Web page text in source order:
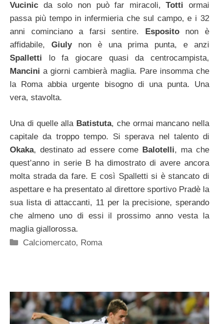
Vucinic da solo non può far miracoli,Totti ormai
passa più tempo in infermieria che sul campo, e i 32
anni cominciano a farsi sentire.
Esposito non è
affidabile, Giuly non è una prima punta, e anzi
Spalletti
lo fa giocare quasi da centrocampista,
Mancinia giorni cambierà maglia. Pare insomma che
la Roma abbia urgente bisogno di una punta. Una
vera, stavolta.
Una di quelle alla Batistuta, che ormai mancano nella
capitale da troppo tempo. Si sperava nel talento di
Okaka, destinato ad essere come Balotelli, ma che
quest’anno in serie B ha dimostrato di avere ancora
molta strada da fare. E così Spalletti si è stancato di
aspettare e ha presentato al direttore sportivo Pradè la
sua lista di attaccanti, 11 per la precisione, sperando
che almeno uno di essi il prossimo anno vesta la
maglia giallorossa.
Categorie
Calciomercato, Roma